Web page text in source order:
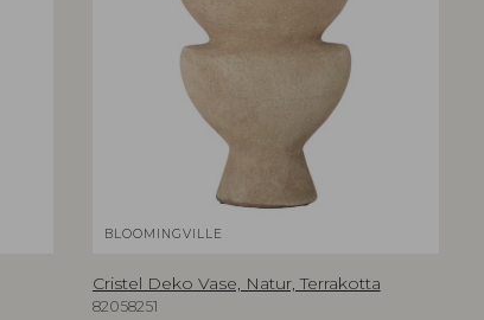
BLOOMINGVILLE
Cristel Deko Vase, Natur, Terrakotta
82058251